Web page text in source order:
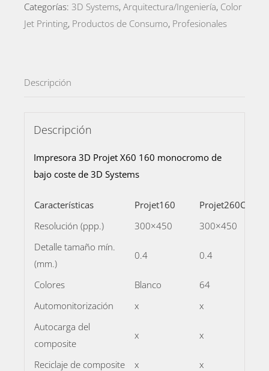
Categorías: 3D Systems, Arquitectura/Ingeniería, Color
Jet Printing, Productos de Consumo, Profesionales
Descripción
Descripción
Impresora 3D Projet X60 160 monocromo de
bajo coste de 3D Systems
Características Projet160 Projet260C
Resolución (ppp.)
300×450 300×450
Detalle tamaño mín.
(mm.)
0.4 0.4
Colores Blanco 64
Automonitorización
x x
Autocarga del
composite
x x
Reciclaje de composite x x